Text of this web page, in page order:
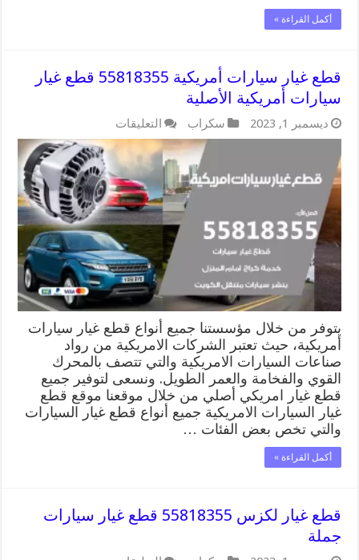
أكمل القراءة »
قطع غيار سيارات أمريكية 55818355 قطع غيار
سيارات أمريكية الأصلية
ديسمبر 1, 2023 سكراب التعليقات
قطع
غيار
سيارات
أمريكية
55818355
قطع
غيار
سيارات
أمريكية
الأصلية
مغلقة
يتوفر من خلال مؤسستنا جميع أنواع قطع غيار سيارات
أمريكية، حيث تعتبر الشركات الامريكية من رواد
صناعات السيارات الامريكية والتي تتصف بالمحرك
القوي والفخامة والعمر الطويل. ونسعى لتوفير جميع
قطع غيار امريكي أصلي من خلال موقعنا موقع قطع
غيار السيارات الامريكية جميع أنواع قطع غيار السيارات
والتي تخص بعض الفئات …
أكمل القراءة »
قطع غيار لكزس 55818355 قطع غيار سيارات
جملة